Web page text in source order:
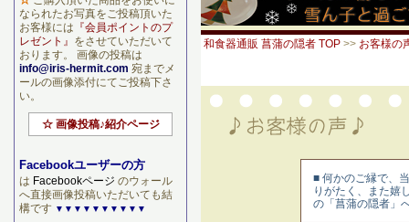
和食器通販 菖蒲の隠者 TOP >> お客様の
■ 何かのご縁で、
りがたく、また嬉
の「菖蒲の隠者」
なられたお写真をご投稿頂いた
お客様には 『会員ポイントのプ
レゼント』 をさせていただいて
おります。 画像の投稿は
info@iris-hermit.com 宛までメ
ールの画像添付にてご投稿下さ
い。
☆ 画像投稿♪紹介ページ
Facebookユーザーの方
は Facebookページ のウォール
へ直接画像投稿いただいても結
構です ▼▼▼▼▼▼▼▼▼▼